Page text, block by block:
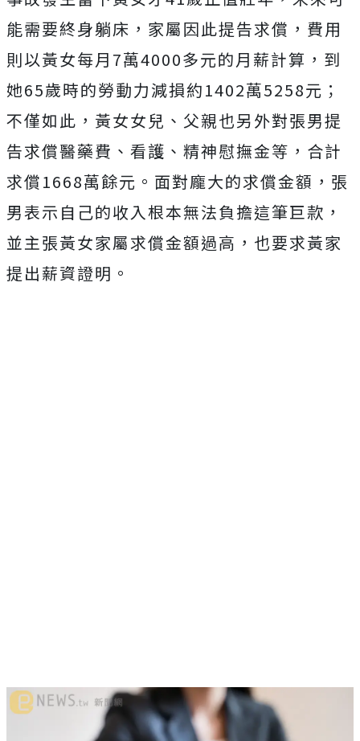
能需要終身躺床，家屬因此提告求償，費用
則以黃女每月7萬4000多元的月薪計算，到
她65歲時的勞動力減損約1402萬5258元；
不僅如此，黃女女兒、父親也另外對張男提
告求償醫藥費、看護、精神慰撫金等，合計
求償1668萬餘元。面對龐大的求償金額，張
男表示自己的收入根本無法負擔這筆巨款，
並主張黃女家屬求償金額過高，也要求黃家
提出薪資證明。